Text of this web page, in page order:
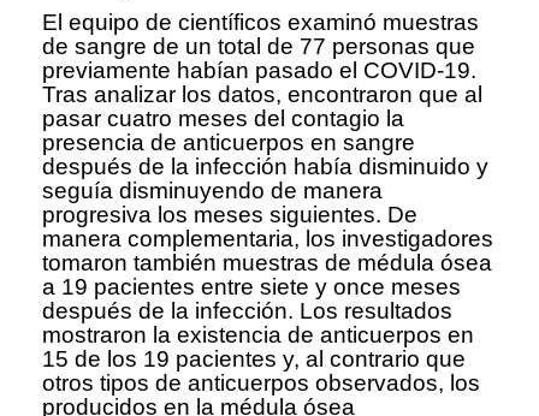
El equipo de científicos examinó muestras
de sangre de un total de 77 personas que
previamente habían pasado el COVID-19.
Tras analizar los datos, encontraron que al
pasar cuatro meses del contagio la
presencia de anticuerpos en sangre
después de la infección había disminuido y
seguía disminuyendo de manera
progresiva los meses siguientes. De
manera complementaria, los investigadores
tomaron también muestras de médula ósea
a 19 pacientes entre siete y once meses
después de la infección. Los resultados
mostraron la existencia de anticuerpos en
15 de los 19 pacientes y, al contrario que
otros tipos de anticuerpos observados, los
producidos en la médula ósea